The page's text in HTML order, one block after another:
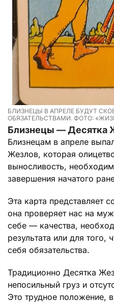
БЛИЗНЕЦЫ В АПРЕЛЕ БУДУТ
ОБЯЗАТЕЛЬСТВАМИ. ФОТО:
Близнецы — Десятка
Близнецам в апреле
Жезлов, которая
выносливость,
завершения начатого
Эта карта представляет
она проверяет нас на
себе — качества,
результата или для того,
себя обязательства.
Традиционно Десятка
непосильный груз и
Это трудное положение,